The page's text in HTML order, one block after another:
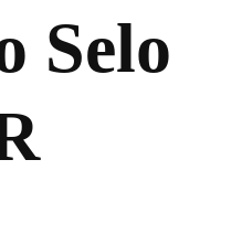
Selo